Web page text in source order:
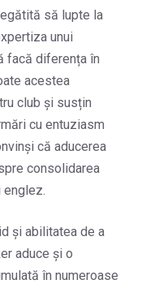
să lupte la
unui
facă diferența în
acestea
club și susțin
cu entuziasm
că aducerea
consolidarea
englez.
și abilitatea de a
aduce și o
în numeroase